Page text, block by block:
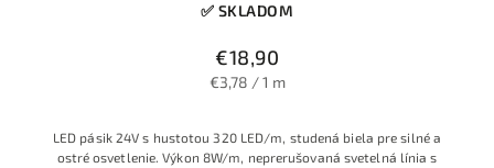
✅ SKLADOM
€18,90
€3,78 / 1 m
LED pásik 24V s hustotou 320 LED/m, studená biela pre silné a
ostré osvetlenie. Výkon 8W/m, neprerušovaná svetelná línia s